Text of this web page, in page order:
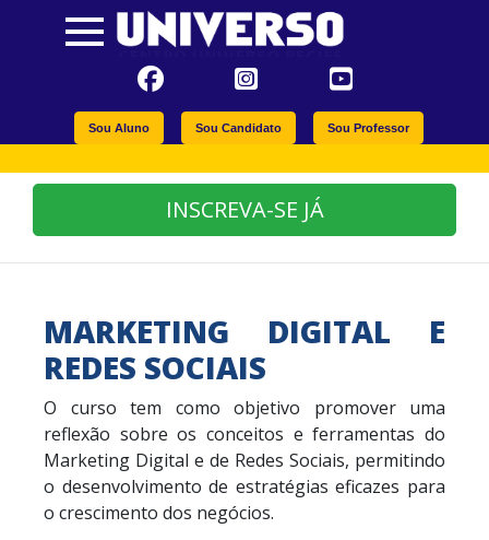
Sou Aluno Sou Candidato Sou Professor
INSCREVA-SE JÁ
MARKETING DIGITAL E
REDES SOCIAIS
O curso tem como objetivo promover uma
reflexão sobre os conceitos e ferramentas do
Marketing Digital e de Redes Sociais, permitindo
o desenvolvimento de estratégias eficazes para
o crescimento dos negócios.